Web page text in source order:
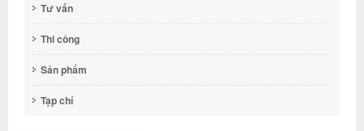
Tư vấn
Thi công
Sản phẩm
Tạp chí